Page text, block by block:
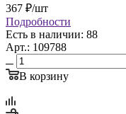
367 ₽/шт
Подробности
Есть в наличии: 88
Арт.: 109788
В корзину